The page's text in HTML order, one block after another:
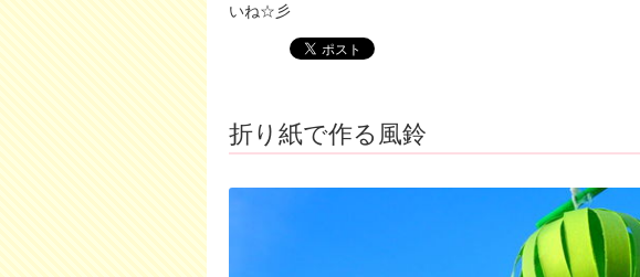
いね☆彡
折り紙で作る風鈴